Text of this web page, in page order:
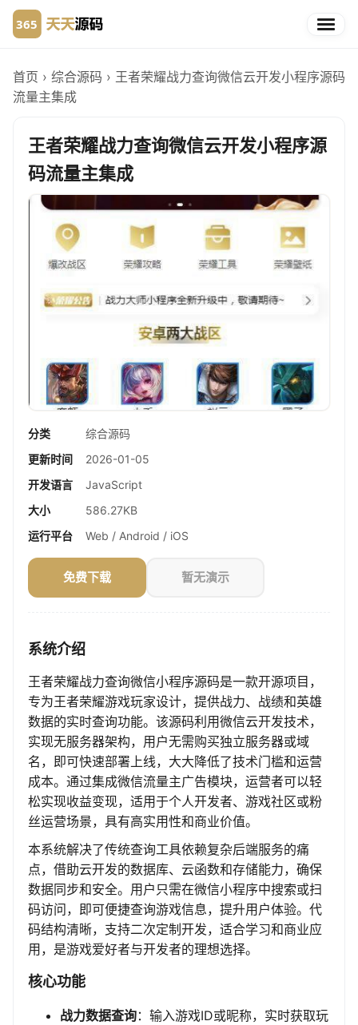
首页 › 综合源码 › 王者荣耀战力查询微信云开发小程序源码
流量主集成
王者荣耀战力查询微信云开发小程序源
码流量主集成
分类
综合源码
更新时间
2026-01-05
开发语言
JavaScript
大小
586.27KB
运行平台
Web / Android / iOS
免费下载 暂无演示
系统介绍
王者荣耀战力查询微信小程序源码是一款开源项目，
专为王者荣耀游戏玩家设计，提供战力、战绩和英雄
数据的实时查询功能。该源码利用微信云开发技术，
实现无服务器架构，用户无需购买独立服务器或域
名，即可快速部署上线，大大降低了技术门槛和运营
成本。通过集成微信流量主广告模块，运营者可以轻
松实现收益变现，适用于个人开发者、游戏社区或粉
丝运营场景，具有高实用性和商业价值。
本系统解决了传统查询工具依赖复杂后端服务的痛
点，借助云开发的数据库、云函数和存储能力，确保
数据同步和安全。用户只需在微信小程序中搜索或扫
码访问，即可便捷查询游戏信息，提升用户体验。代
码结构清晰，支持二次定制开发，适合学习和商业应
用，是游戏爱好者与开发者的理想选择。
核心功能
战力数据查询：输入游戏ID或昵称，实时获取玩